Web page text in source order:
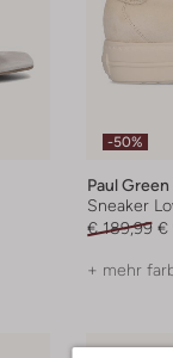
-50%
Paul Green
Sneaker
€ 189,99 €
+ mehr